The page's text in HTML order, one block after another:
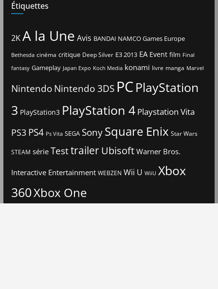
Étiquettes
2KA la Une Avis BANDAI NAMCO Games Europe
Bethesda cinéma critique Deep Silver E3 2013 EA Event film Final
fantasy Gameplay Japan Expo Koch Media konami livre manga Marvel
Nintendo Nintendo 3DS PCPlayStation
3 PlayStation3 PlayStation 4 Playstation Vita
PS3 PS4 Ps Vita SEGA Sony Square Enix Star Wars
STEAM série TesttrailerUbisoftWarner Bros.
Interactive Entertainment WEBZEN Wii U WiiU Xbox
360Xbox One